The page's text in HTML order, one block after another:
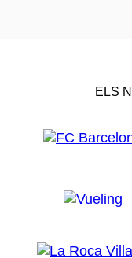
ELS